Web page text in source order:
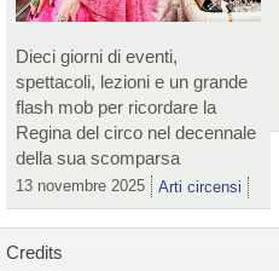
Dieci giorni di eventi,
spettacoli, lezioni e un grande
flash mob per ricordare la
Regina del circo nel decennale
della sua scomparsa
13 novembre 2025 Arti circensi
Credits